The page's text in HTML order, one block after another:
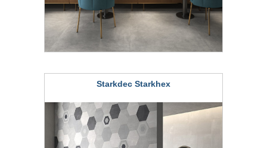
Starkdec Starkhex